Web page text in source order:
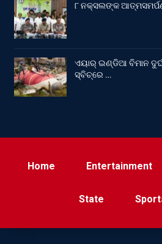
୮ ନକ୍ସଲଙ୍କ
ଏୟାର୍ ଇଣ୍ଡିଆ ବିମାନ
ସ୍ବିଚ୍‌ରେ …
Home Entertainment
State